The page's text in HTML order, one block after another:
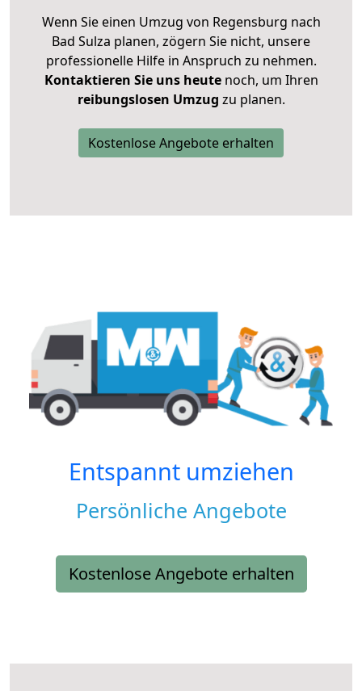
Wenn Sie einen Umzug von Regensburg nach
Bad Sulza planen, zögern Sie nicht, unsere
professionelle Hilfe in Anspruch zu nehmen.
Kontaktieren Sie uns heutenoch, um Ihren
reibungslosen Umzug zu planen.
Kostenlose Angebote erhalten
Entspannt umziehen
Persönliche Angebote
Kostenlose Angebote erhalten